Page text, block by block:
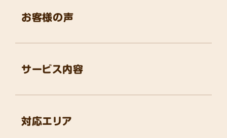
お客様の声
サービス内容
対応エリア